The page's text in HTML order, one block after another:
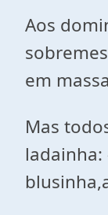
Aos
em
Mas
ladainha: